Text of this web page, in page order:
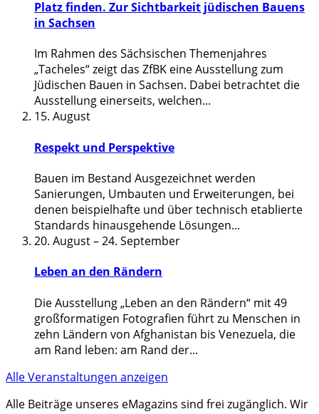
Platz finden. Zur Sichtbarkeit jüdischen Bauens
in Sachsen
Im Rahmen des Sächsischen Themenjahres
„Tacheles“ zeigt das ZfBK eine Ausstellung zum
Jüdischen Bauen in Sachsen. Dabei betrachtet die
Ausstellung einerseits, welchen...
15. August
Respekt und Perspektive
Bauen im Bestand Ausgezeichnet werden
Sanierungen, Umbauten und Erweiterungen, bei
denen beispielhafte und über technisch etablierte
Standards hinausgehende Lösungen...
20. August–24. September
Leben an den Rändern
Die Ausstellung „Leben an den Rändern“ mit 49
großformatigen Fotografien führt zu Menschen in
zehn Ländern von Afghanistan bis Venezuela, die
am Rand leben: am Rand der...
Alle Veranstaltungen anzeigen
Alle Beiträge unseres eMagazins sind frei zugänglich. Wir